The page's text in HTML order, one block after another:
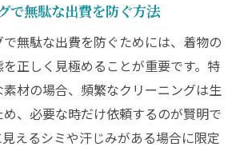
で無駄な出費を防ぐ方法
無駄な出費を防ぐためには、着物の
正しく見極めることが重要です。特
材の場合、頻繁なクリーニングは生
、必要な時だけ依頼するのが賢明で
えるシミや汗じみがある場合に限定